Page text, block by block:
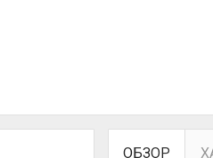
ОБЗОР